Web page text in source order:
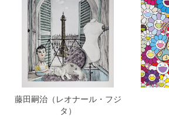
藤田嗣治（レオナール・フジ
タ）